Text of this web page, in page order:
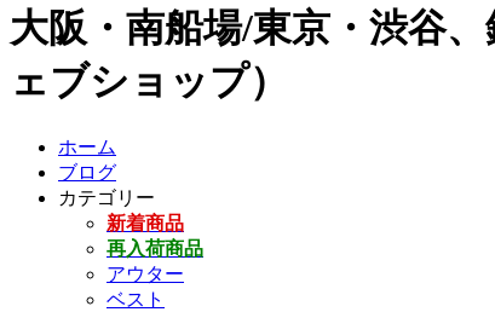
大阪・南船場/東京・渋谷
ェブショップ）
ホーム
ブログ
カテゴリー
新着商品
再入荷商品
アウター
ベスト